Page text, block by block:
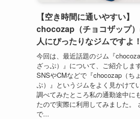
【空き時間に通いやすい】
chocozap（チョコザップ
人にぴったりなジムですよ！
今回は、最近話題のジム『
ざっぷ）』について、ご紹介しま
SNSやCMなどで『chocozap（ち
ぷ）』というジムをよく見かけて
調べてみたところ私の通勤途中に
たので実際に利用してみました。
で...